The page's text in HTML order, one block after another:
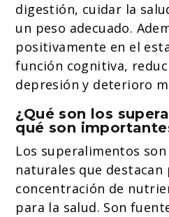
digestión, cuidar la
un peso adecuado.
positivamente en el
función cognitiva,
depresión y deterioro
¿Qué son los
qué son
Los superalimentos
naturales que destacan
concentración de
para la salud. Son